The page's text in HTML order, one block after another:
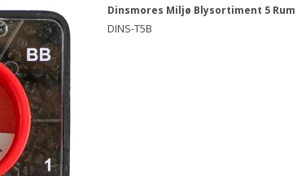
Dinsmores Miljø Blysortiment 5 Rum
DINS-T5B